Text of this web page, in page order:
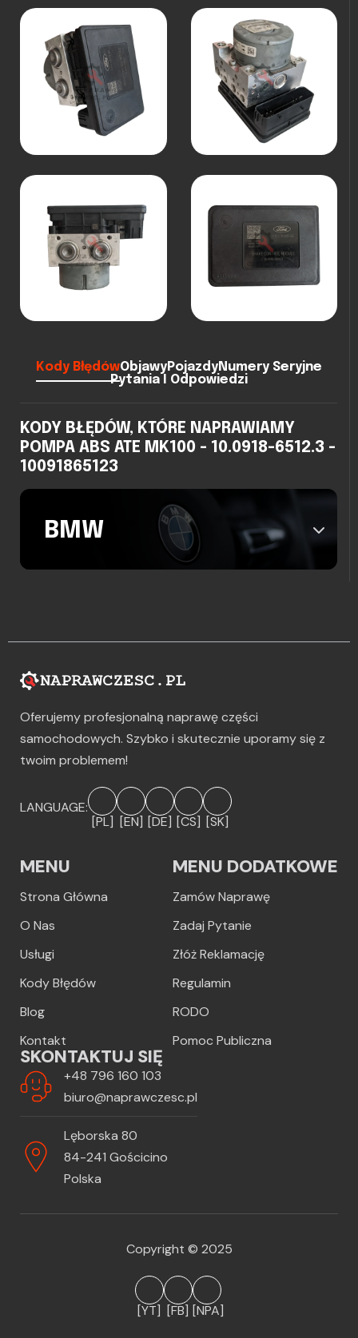
Kody BłędówObjawyPojazdyNumery Seryjne
Pytania I Odpowiedzi
KODY BŁĘDÓW, KTÓRE NAPRAWIAMY
POMPA ABS ATE MK100 - 10.0918-6512.3 -
10091865123
BMW
Oferujemy profesjonalną naprawę części
samochodowych. Szybko i skutecznie uporamy się z
twoim problemem!
LANGUAGE:
[PL] [EN] [DE] [CS] [SK]
MENU
Strona Główna
O Nas
Usługi
Kody Błędów
Blog
Kontakt
MENU DODATKOWE
Zamów Naprawę
Zadaj Pytanie
Złóż Reklamację
Regulamin
RODO
Pomoc Publiczna
SKONTAKTUJ SIĘ
+48 796 160 103
biuro@naprawczesc.pl
Lęborska 80
84-241 Gościcino
Polska
Copyright © 2025
[YT] [FB] [NPA]